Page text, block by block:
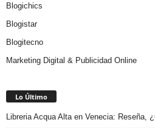
Blogichics
Blogistar
Blogitecno
Marketing Digital & Publicidad Online
Lo Último
Libreria Acqua Alta en Venecia: Reseña,